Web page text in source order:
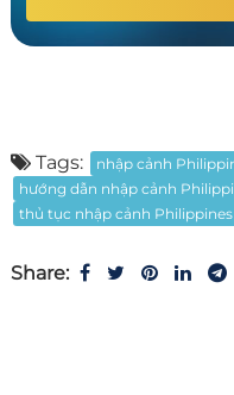
Tags:
nhập cảnh
hướng dẫn nhập cảnh
thủ tục nhập cảnh Philippines
Share: